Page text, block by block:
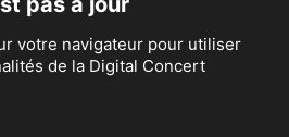
votre navigateur pour utiliser
de la Digital Concert